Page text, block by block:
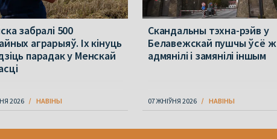
забралі 500
аграрыяў. Іх кінуць
парадак у Менскай
2026 НАВІНЫ
Скандальны тэхна-рэйв у
Белавежскай пушчы ўсё ж
адмянілі і замянілі іншым
07 ЖНІЎНЯ 2026 НАВІНЫ